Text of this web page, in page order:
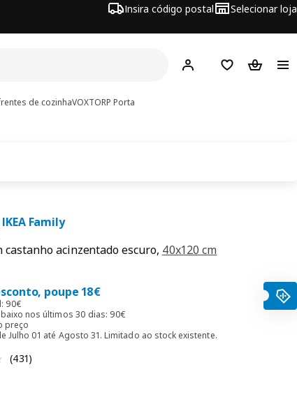
Insira código postal Selecionar loja
Hej! Inicie sessão
FavoritosCesto de
de cozinhaVOXTORP Porta
Family
acinzentado escuro, 40x120 cm
poupe 18€
90€
nos últimos 30 dias: 90€
preço
Julho 01 até Agosto 31. Limitado ao stock existente.
Avaliações: 4.4 de 5 estrelas. Total de comentários: 431
(431)